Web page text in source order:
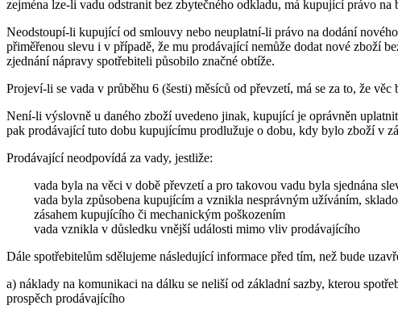
zejména lze-li vadu odstranit bez zbytečného odkladu, má kupující právo na
Neodstoupí-li kupující od smlouvy nebo neuplatní-li právo na dodání
přiměřenou slevu i v případě, že mu prodávající nemůže dodat nové zboží
zjednání nápravy spotřebiteli působilo značné obtíže.
Projeví-li se vada v průběhu 6 (šesti) měsíců od převzetí, má se za to, že
Není-li výslovně u daného zboží uvedeno jinak, kupující je oprávněn
pak prodávající tuto dobu kupujícímu prodlužuje o dobu, kdy bylo zboží v
Prodávající neodpovídá za vady, jestliže:
vada byla na věci v době převzetí a pro takovou vadu byla sjednána
vada byla způsobena kupujícím a vznikla nesprávným užíváním,
zásahem kupujícího či mechanickým poškozením
vada vznikla v důsledku vnější události mimo vliv prodávajícího
Dále spotřebitelům sdělujeme následující informace před tím, než bude
a) náklady na komunikaci na dálku se neliší od základní sazby, kterou
prospěch prodávajícího